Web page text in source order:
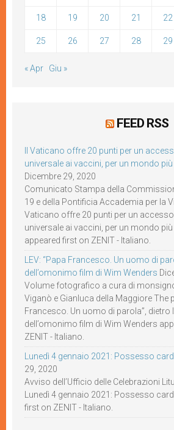
18 19 20 21 22
25 26 27 28 29
« Apr Giu »
FEED RSS
Il Vaticano offre 20 punti per un
universale ai vaccini, per un mondo
Dicembre 29, 2020
Comunicato Stampa della
19 e della Pontificia Accademia per la
Vaticano offre 20 punti per un
universale ai vaccini, per un mondo
appeared first on ZENIT - Italiano.
LEV: “Papa Francesco. Un uomo di
dell’omonimo film di Wim Wenders
Volume fotografico a cura di
Viganò e Gianluca della Maggiore The
Francesco. Un uomo di parola”, dietro
dell’omonimo film di Wim Wenders
ZENIT - Italiano.
Lunedì 4 gennaio 2021: Possesso
29, 2020
Avviso dell’Ufficio delle Celebrazioni
Lunedì 4 gennaio 2021: Possesso
first on ZENIT - Italiano.